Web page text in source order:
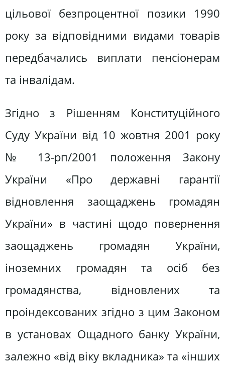
цільової безпроцентної позики 1990
року за відповідними видами товарів
передбачались виплати пенсіонерам
та інвалідам.
Згідно з Рішенням Конституційного
Суду України від 10 жовтня 2001 року
№ 13-рп/2001 положення Закону
України «Про державні гарантії
відновлення заощаджень громадян
України» в частині щодо повернення
заощаджень громадян України,
іноземних громадян та осіб без
громадянства, відновлених та
проіндексованих згідно з цим Законом
в установах Ощадного банку України,
залежно «від віку вкладника» та «інших